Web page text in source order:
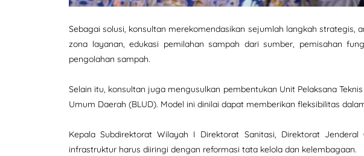
Sebagai solusi, konsultan merekomendasikan sejumlah langkah strategis,
zona layanan, edukasi pemilahan sampah dari sumber, pemisahan
pengolahan sampah.
Selain itu, konsultan juga mengusulkan pembentukan Unit Pelaksana
Umum Daerah (BLUD). Model ini dinilai dapat memberikan fleksibilitas
Kepala Subdirektorat Wilayah I Direktorat Sanitasi, Direktorat
infrastruktur harus diiringi dengan reformasi tata kelola dan kelembagaan.